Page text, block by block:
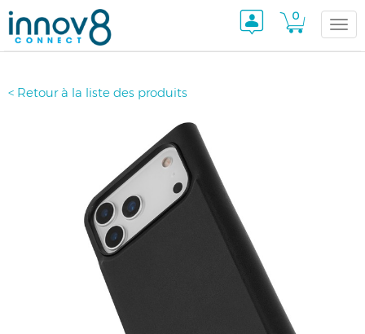
0
< Retour à la liste des produits